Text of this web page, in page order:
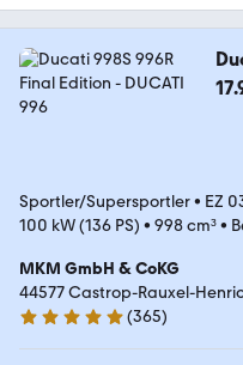
Sportler/Supersportler• EZ
100 kW (136 PS) • 998 cm³•
MKM GmbH & CoKG
44577 Castrop-Rauxel-
5 Sterne
(365)